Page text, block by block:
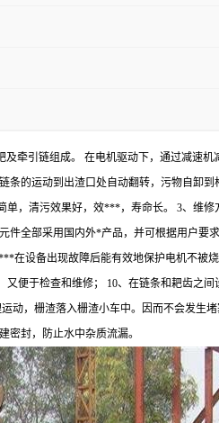
牵引链组成。 在电机驱动下，通过减速
的运动到出渣口处自动翻转，污物自卸
，清污效果好，效***，寿命长。 3、维
全部采用国内外*产品，并可根据用户
设备出现故障后能有效地保护电机不
便于检查和维修； 10、在链条和耙齿
动，栅渣落入栅渣小车中。因而不会发
密封，防止水中杂质流漏。